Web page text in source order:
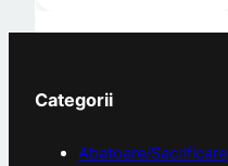
Categorii
Abatoare/Sacrificare